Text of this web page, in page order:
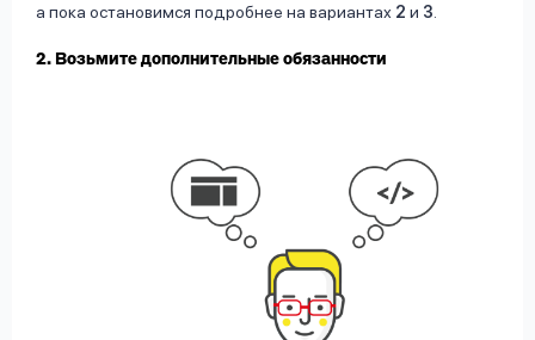
а пока остановимся подробнее на вариантах 2 и 3
2. Возьмите дополнительные обязанности